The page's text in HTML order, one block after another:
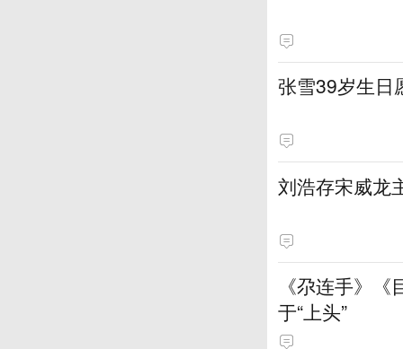
张雪39岁生日
刘浩存宋威龙
《尕连手》
于“上头”